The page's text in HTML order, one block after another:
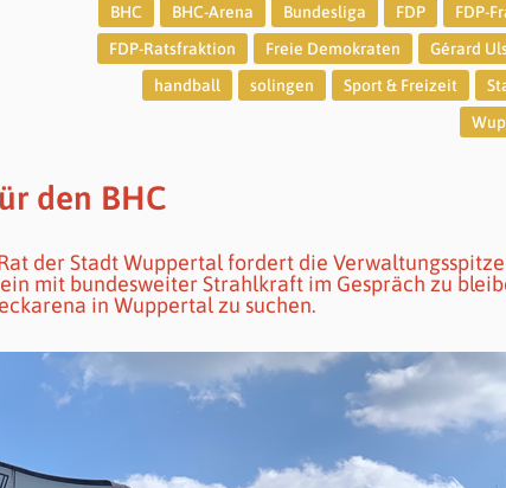
BHC BHC-Arena Bundesliga FDP
FDP-
FDP-Ratsfraktion
Freie Demokraten
Gérard
handball
solingen Sport & Freizeit
den BHC
der Stadt Wuppertal fordert die
mit bundesweiter Strahlkraft im Gespräch zu
in Wuppertal zu suchen.